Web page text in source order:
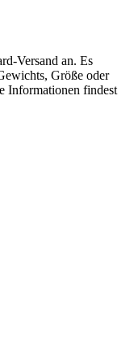
Versand an. Es
Größe oder
Informationen findest